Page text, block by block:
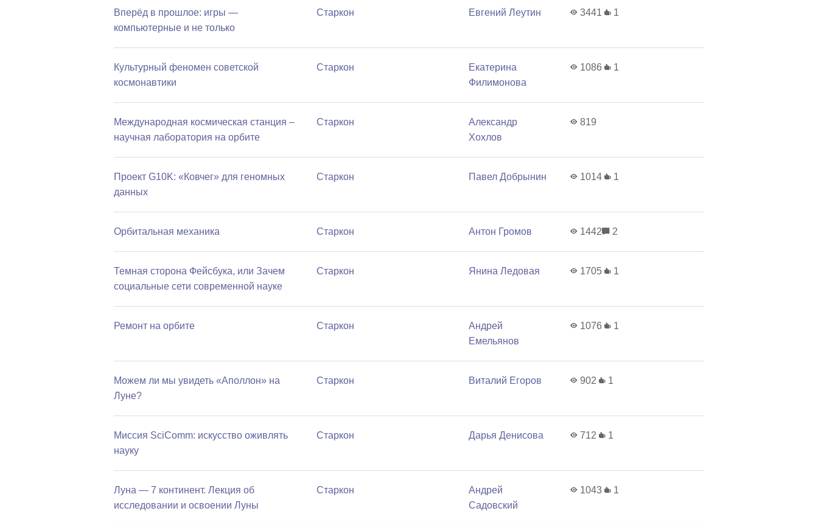
Вперёд в прошлое: игры —
компьютерные и не только
Старкон Евгений Леутин 3441 1
Культурный феномен советской
космонавтики
Старкон
Екатерина
Филимонова
1086 1
Международная космическая станция –
научная лаборатория на орбите
Старкон
Александр
Хохлов
819
Проект G10K: «Ковчег» для геномных
данных
Старкон Павел Добрынин 1014 1
Орбитальная механика Старкон Антон Громов 1442 2
Темная сторона Фейсбука, или Зачем
социальные сети современной науке
Старкон Янина Ледовая 1705 1
Ремонт на орбите Старкон
Андрей
Емельянов
1076 1
Можем ли мы увидеть «Аполлон» на
Луне?
Старкон Виталий Егоров 902 1
Миссия SciComm: искусство оживлять
науку
Старкон Дарья Денисова 712 1
Луна — 7 континент. Лекция об
исследовании и освоении Луны
Старкон
Андрей
Садовский
1043 1